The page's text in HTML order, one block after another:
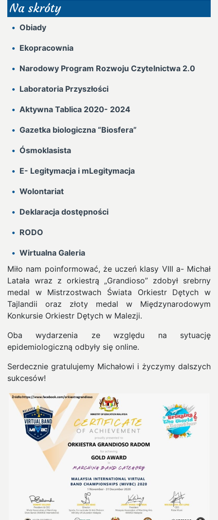
Na skróty
Obiady
Ekopracownia
Narodowy Program Rozwoju Czytelnictwa 2.0
Laboratoria Przyszłości
Aktywna Tablica 2020- 2024
Gazetka biologiczna “Biosfera”
Ósmoklasista
E- Legitymacja i mLegitymacja
Wolontariat
Deklaracja dostępności
RODO
Wirtualna Galeria
Miło nam poinformować, że uczeń klasy VIII a- Michał
Latała wraz z orkiestrą „Grandioso” zdobył srebrny
medal w Mistrzostwach Świata Orkiestr Dętych w
Tajlandii oraz złoty medal w Międzynarodowym
Konkursie Orkiestr Dętych w Malezji.
Oba wydarzenia ze względu na sytuację
epidemiologiczną odbyły się online.
Serdecznie gratulujemy Michałowi i życzymy dalszych
sukcesów!